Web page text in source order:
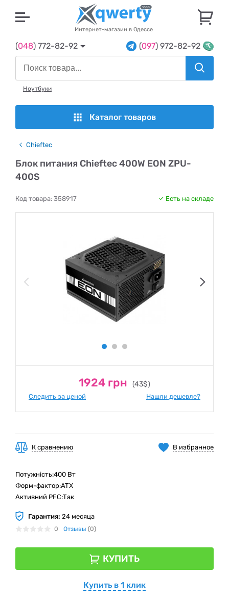
Интернет-магазин в Одессе
(048) 772-82-92 (097) 972-82-92
Ноутбуки
Каталог товаров
Chieftec
Блок питания Chieftec 400W EON ZPU-
400S
Код товара: 358917 Есть на складе
1924 грн (43$)
Следить за ценой Нашли дешевле?
В избранное
К сравнению
Потужність:400 Вт
Форм-фактор:ATX
Активний PFC:Так
Гарантия: 24 месяца
0 Отзывы (0)
КУПИТЬ
Купить в 1 клик